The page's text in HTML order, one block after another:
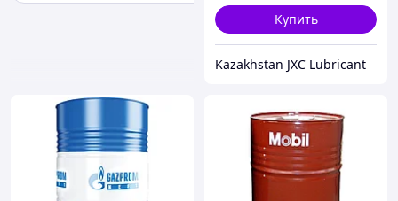
Купить
Kazakhstan JXC Lubricant